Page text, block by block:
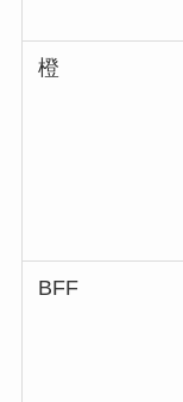
橙
BFF